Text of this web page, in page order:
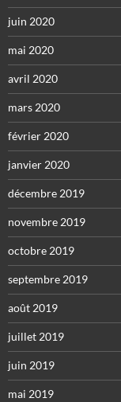
juin 2020
mai 2020
avril 2020
mars 2020
février 2020
janvier 2020
décembre 2019
novembre 2019
octobre 2019
septembre 2019
août 2019
juillet 2019
juin 2019
mai 2019